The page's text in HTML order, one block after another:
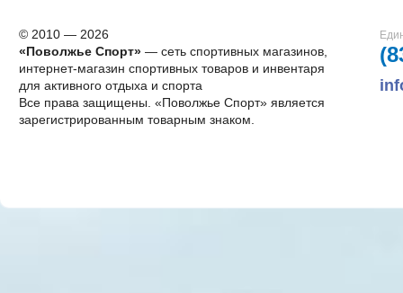
© 2010 — 2026
«Поволжье Спорт»— сеть спортивных магазинов,
интернет-магазин спортивных товаров и инвентаря
для активного отдыха и спорта
Все права защищены. «Поволжье Спорт» является
зарегистрированным товарным знаком.